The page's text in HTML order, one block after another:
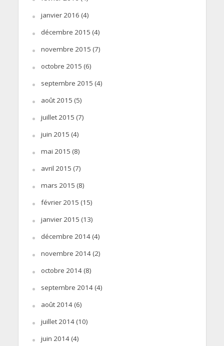
janvier 2016 (4)
décembre 2015 (4)
novembre 2015 (7)
octobre 2015 (6)
septembre 2015 (4)
août 2015 (5)
juillet 2015 (7)
juin 2015 (4)
mai 2015 (8)
avril 2015 (7)
mars 2015 (8)
février 2015 (15)
janvier 2015 (13)
décembre 2014(4)
novembre 2014(2)
octobre 2014(8)
septembre 2014(4)
août 2014(6)
juillet 2014(10)
juin 2014(4)